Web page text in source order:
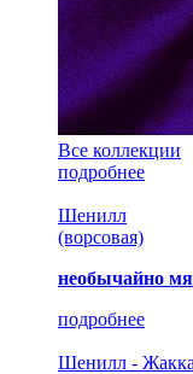
Все коллекции
подробнее
Шенилл
(ворсовая)
необычайно
подробнее
Шенилл -